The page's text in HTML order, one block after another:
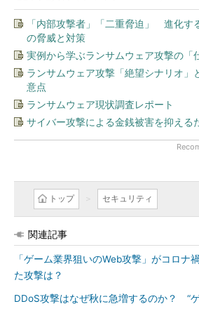
「内部攻撃者」「二重脅迫」 進化す
の脅威と対策
実例から学ぶランサムウェア攻撃の「
ランサムウェア攻撃「絶望シナリオ」
意点
ランサムウェア現状調査レポート
サイバー攻撃による金銭被害を抑える
トップ セキュリティ
関連記事
「ゲーム業界狙いのWeb攻撃」がコロ
た攻撃は？
DDoS攻撃はなぜ秋に急増するのか？ “